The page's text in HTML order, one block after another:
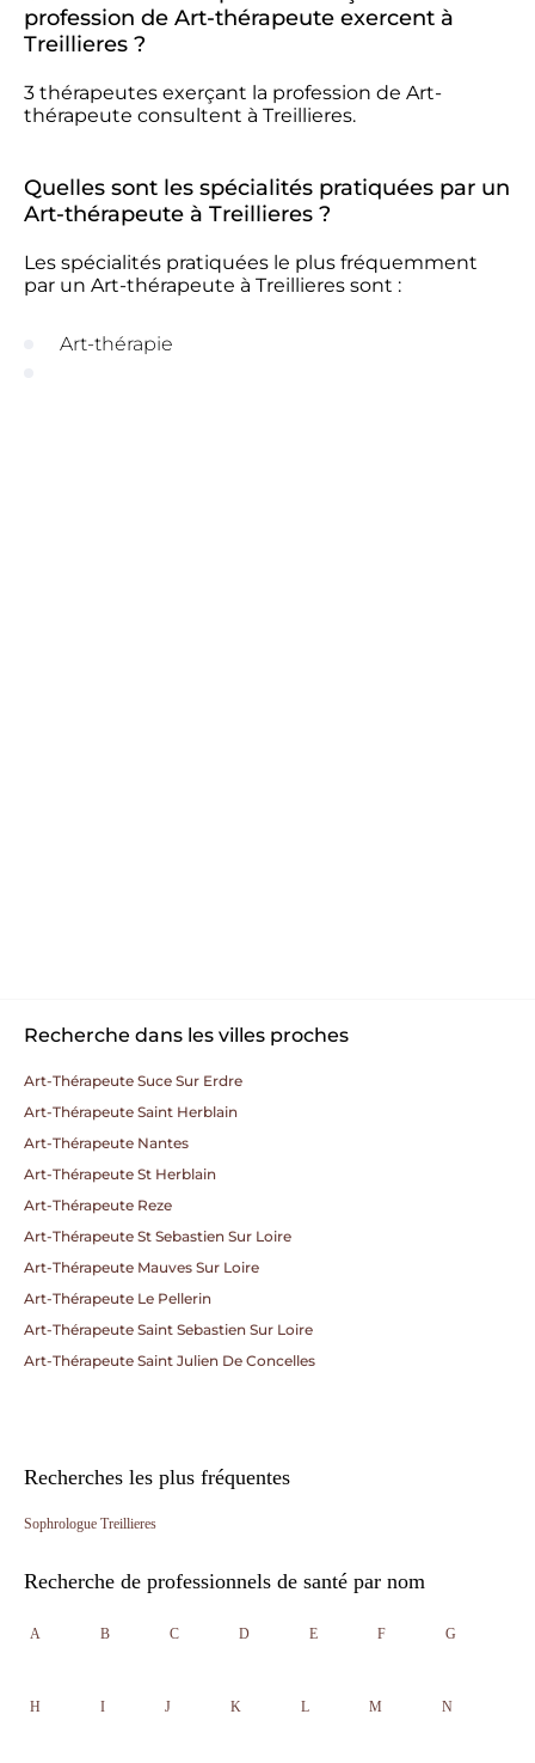
profession de Art-thérapeute exercent à
Treillieres ?
3 thérapeutes exerçant la profession de Art-
thérapeute consultent à Treillieres.
Quelles sont les spécialités pratiquées par un
Art-thérapeute à Treillieres ?
Les spécialités pratiquées le plus fréquemment
par un Art-thérapeute à Treillieres sont :
Art-thérapie
Recherche dans les villes proches
Art-Thérapeute Suce Sur Erdre
Art-Thérapeute Saint Herblain
Art-Thérapeute Nantes
Art-Thérapeute St Herblain
Art-Thérapeute Reze
Art-Thérapeute St Sebastien Sur Loire
Art-Thérapeute Mauves Sur Loire
Art-Thérapeute Le Pellerin
Art-Thérapeute Saint Sebastien Sur Loire
Art-Thérapeute Saint Julien De Concelles
Recherches les plus fréquentes
Sophrologue Treillieres
Recherche de professionnels de santé par nom
A B C D E F G
H I J K L M N